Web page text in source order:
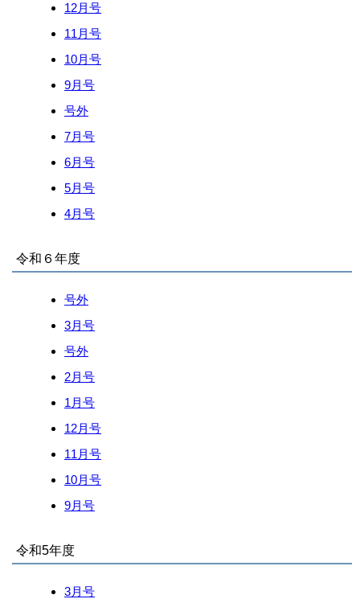
12月号
11月号
10月号
9月号
号外
7月号
6月号
5月号
4月号
令和６年度
号外
3月号
号外
2月号
1月号
12月号
11月号
10月号
9月号
令和5年度
3月号